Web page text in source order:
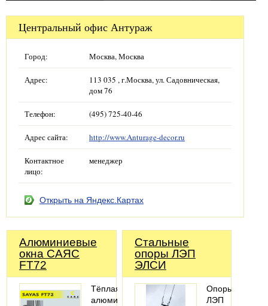
Центральный офис Антураж
Город: Москва, Москва
Адрес:
113 035 , г.Москва, ул. Садовническая,
дом 76
Телефон: (495) 725-40-46
Адрес сайта: http://www.Anturage-decor.ru
Контактное
лицо:
менеджер
Открыть на Яндекс.Картах
Алюминиевые
окна САЯС
FT72
Тёплая
алюминиевая
Стальные
опоры ЛЭП
ЭЛСИ
Опоры
ЛЭП